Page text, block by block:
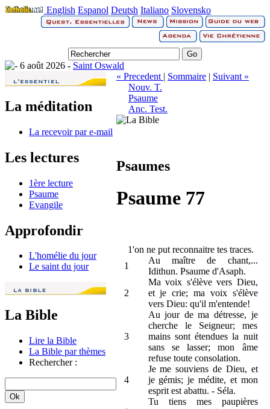
English Espanol Deutsh Italiano Slovensko
6 août 2026 - Saint Oswald
La méditation
La recevoir par e-mail
Les lectures
1ère lecture
Psaume
Evangile
Approfondir
L'homélie du jour
Le saint du jour
La Bible
Lire la Bible
La Bible par thèmes
Rechercher :
« Precedent | Sommaire | Suivant »
Nouv. T.
Psaume
Anc. Test.
Psaumes
Psaume 77
1'on ne put reconnaitre tes traces.
1
Au maître de chant,...
Idithun. Psaume d'Asaph.
2
Ma voix s'élève vers Dieu,
et je crie; ma voix s'élève
vers Dieu: qu'il m'entende!
3
Au jour de ma détresse, je
cherche le Seigneur; mes
mains sont étendues la nuit
sans se lasser; mon âme
refuse toute consolation.
4
Je me souviens de Dieu, et
je gémis; je médite, et mon
esprit est abattu. - Séla.
Tu tiens mes paupières